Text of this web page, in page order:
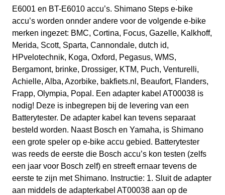
E6001 en BT-E6010 accu’s. Shimano Steps e-bike
accu’s worden onnder andere voor de volgende e-bike
merken ingezet: BMC, Cortina, Focus, Gazelle, Kalkhoff,
Merida, Scott, Sparta, Cannondale, dutch id,
HPvelotechnik, Koga, Oxford, Pegasus, WMS,
Bergamont, brinke, Drossiger, KTM, Puch, Venturelli,
Achielle, Alba, Azorbike, bakfiets.nl, Beaufort, Flanders,
Frapp, Olympia, Popal. Een adapter kabel AT00038 is
nodig! Deze is inbegrepen bij de levering van een
Batterytester. De adapter kabel kan tevens separaat
besteld worden. Naast Bosch en Yamaha, is Shimano
een grote speler op e-bike accu gebied. Batterytester
was reeds de eerste die Bosch accu’s kon testen (zelfs
een jaar voor Bosch zelf) en streeft ernaar tevens de
eerste te zijn met Shimano. Instructie: 1. Sluit de adapter
aan middels de adapterkabel AT00038 aan op de